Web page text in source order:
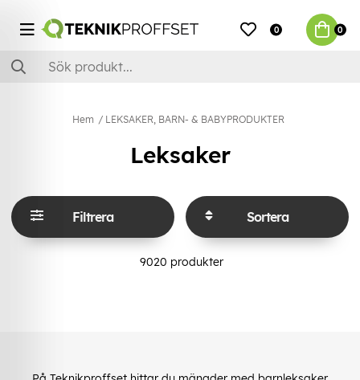
0 0
Hem LEKSAKER, BARN- & BABYPRODUKTER
Leksaker
Filtrera Sortera
9020 produkter